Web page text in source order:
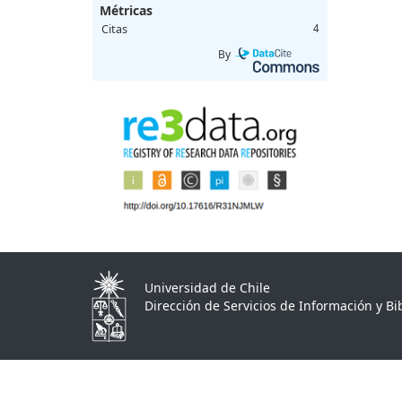
Métricas
Citas 4
By
Universidad de Chile
Dirección de Servicios de Información y